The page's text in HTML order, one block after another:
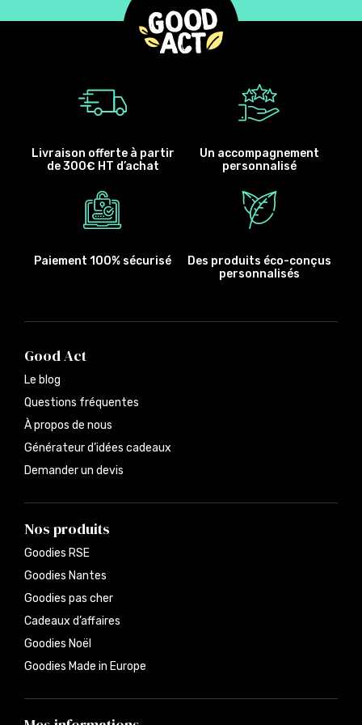
Livraison offerte à partir
de 300€ HT d’achat
Un accompagnement
personnalisé
Paiement 100% sécurisé
Des produits éco-conçus
personnalisés
Good Act
Le blog
Questions fréquentes
À propos de nous
Générateur d’idées cadeaux
Demander un devis
Nos produits
Goodies RSE
Goodies Nantes
Goodies pas cher
Cadeaux d’affaires
Goodies Noël
Goodies Made in Europe